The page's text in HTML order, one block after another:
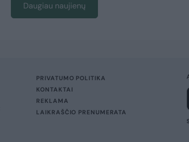
Daugiau naujienų
PRIVATUMO POLITIKA
KONTAKTAI
REKLAMA
LAIKRAŠČIO PRENUMERATA